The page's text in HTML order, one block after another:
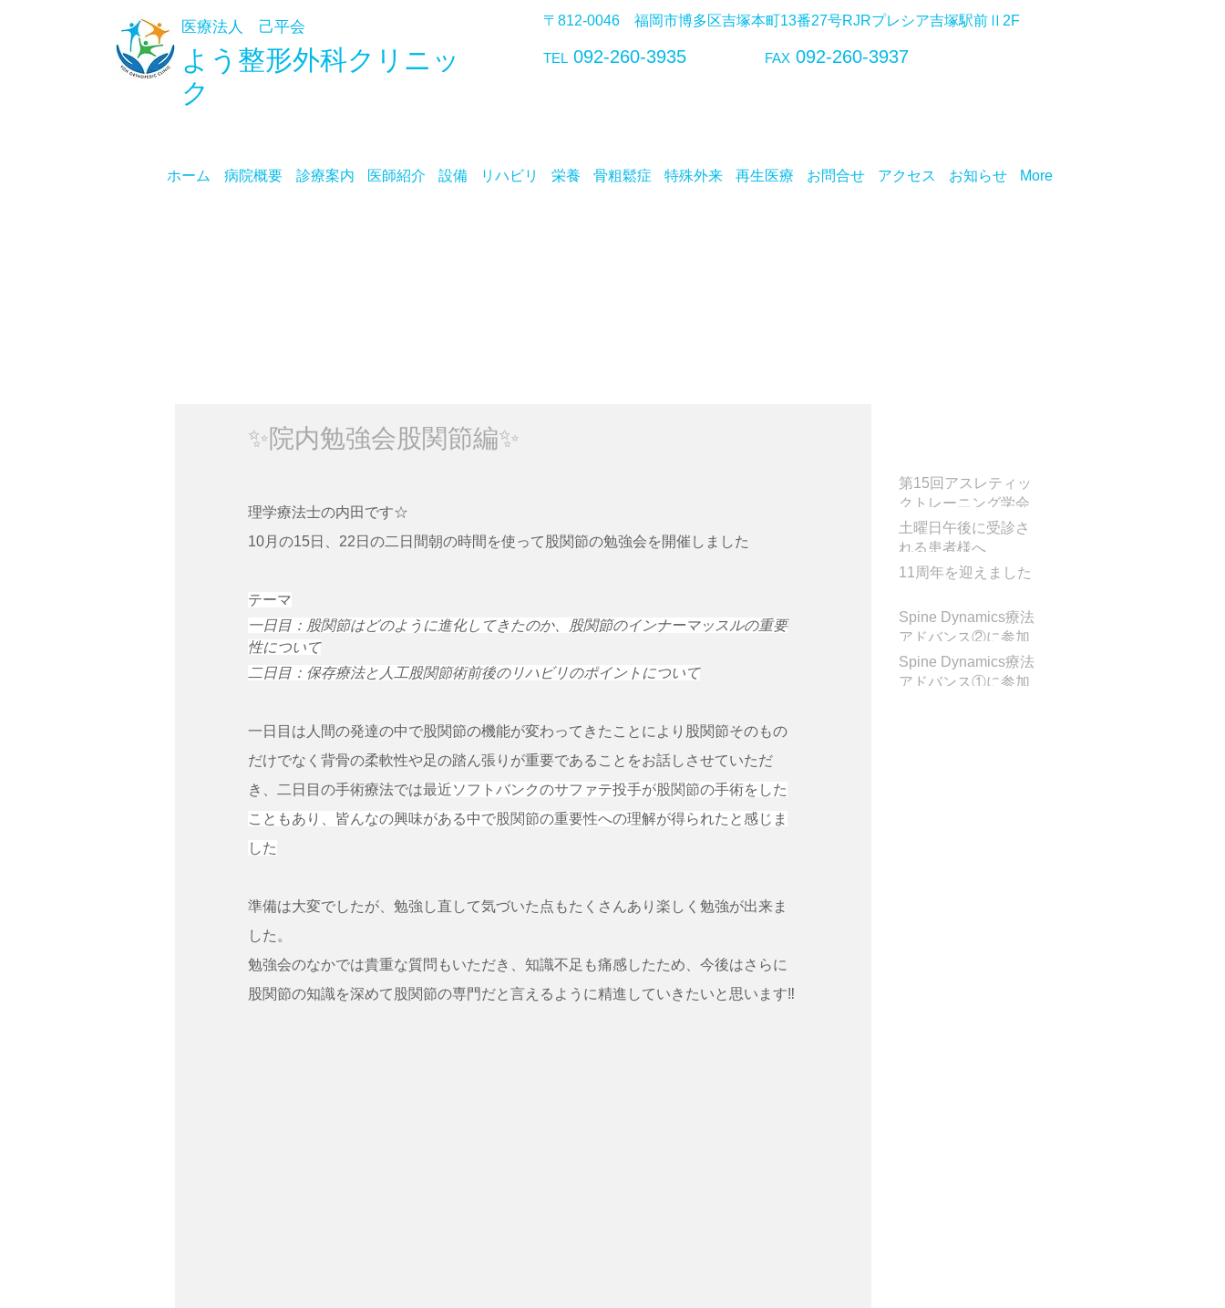
医療法人 己平会
よう整形外科クリニッ
ク
〒812-0046 福岡市博多区吉塚本町13番27号RJRプレシア吉塚駅前Ⅱ2F
TEL 092-260-3935 FAX 092-260-3937
ホーム 病院概要 診療案内 医師紹介 設備 リハビリ 栄養 骨粗鬆症 特殊外来 再生医療 お問合せ アクセス お知らせ More
✨️院内勉強会股関節編✨️
理学療法士の内田です☆
10月の15日、22日の二日間朝の時間を使って股関節の勉強会を開催しました
テーマ
一日目：股関節はどのように進化してきたのか、股関節のインナーマッスルの重要
性について
二日目：保存療法と人工股関節術前後のリハビリのポイントについて
一日目は人間の発達の中で股関節の機能が変わってきたことにより股関節そのもの
だけでなく背骨の柔軟性や足の踏ん張りが重要であることをお話しさせていただ
き、二日目の手術療法では最近ソフトバンクのサファテ投手が股関節の手術をした
こともあり、皆んなの興味がある中で股関節の重要性への理解が得られたと感じま
した
準備は大変でしたが、勉強し直して気づいた点もたくさんあり楽しく勉強が出来ま
した。
勉強会のなかでは貴重な質問もいただき、知識不足も痛感したため、今後はさらに
股関節の知識を深めて股関節の専門だと言えるように精進していきたいと思います‼
第15回アスレティッ
クトレーニング学会
学術大会に参加して
きました
土曜日午後に受診さ
れる患者様へ
11周年を迎えました
Spine Dynamics療法
アドバンス②に参加
してきました!
Spine Dynamics療法
アドバンス①に参加